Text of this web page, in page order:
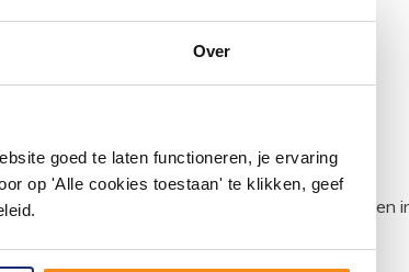
Over
goed te laten functioneren, je ervaring
op 'Alle cookies toestaan' te klikken, geef
en tag @megadumpnl. Samen bouwen we een
je mee?